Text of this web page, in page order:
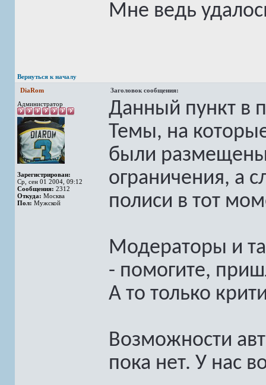
Мне ведь
Вернуться к началу
DiaRom
Заголовок сообщения:
Администратор
Зарегистрирован:
Ср, сен 01 2004, 09:12
Сообщения: 2312
Откуда: Москва
Пол: Мужской
Данный пункт в
Темы, на
были размещены
ограничения, а
полиси в тот
Модераторы и
- помогите,
А то только
Возможности
пока нет. У нас